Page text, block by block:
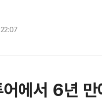
에서 6년